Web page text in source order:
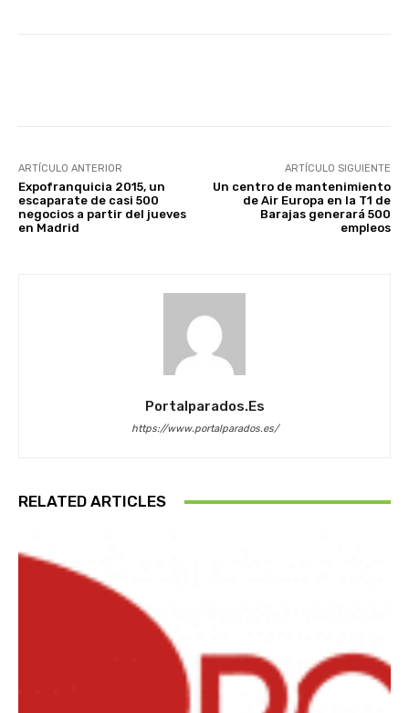
ARTÍCULO ANTERIOR
Expofranquicia 2015, un
escaparate de casi 500
negocios a partir del jueves
en Madrid
ARTÍCULO SIGUIENTE
Un centro de mantenimiento
de Air Europa en la T1 de
Barajas generará 500
empleos
Portalparados.es
https://www.portalparados.es/
RELATED ARTICLES